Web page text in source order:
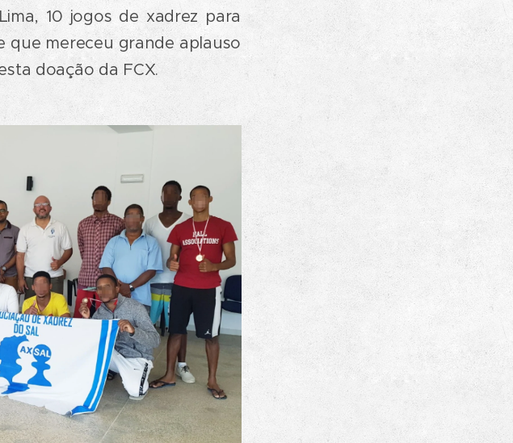
10 jogos de xadrez para
que mereceu grande aplauso
doação da FCX.